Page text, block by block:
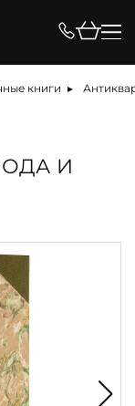
книги
И